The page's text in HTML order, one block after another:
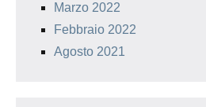
Marzo 2022
Febbraio 2022
Agosto 2021